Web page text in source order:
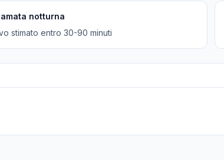
notturna
stimato entro 30-90 minuti